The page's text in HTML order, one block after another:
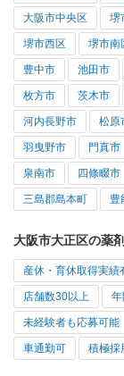
大阪市中央区 堺
堺市西区 堺市南
豊中市 池田市
枚方市 茨木市
河内長野市 松原
羽曳野市 門真市
泉南市 四條畷市
三島郡島本町 豊
大阪市大正区の薬
産休・育休取得実績
店舗数30以上
未経験者も応募可能
車通勤可 積極採